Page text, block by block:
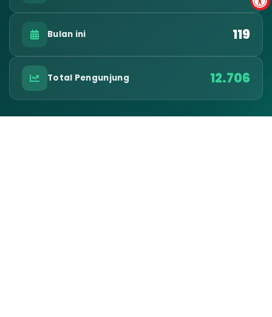
Bulan ini 119
Total Pengunjung 12.706